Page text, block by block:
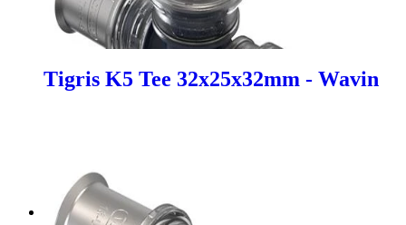
Tigris K5 Tee 32x25x32mm - Wavin